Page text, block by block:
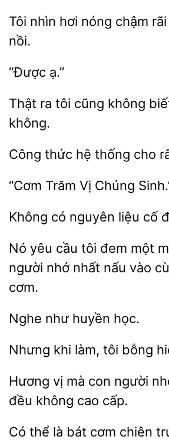
Tôi nhìn nóng
nồi.
Thật ra tôi
Công thức hệ thống
Vị
có nguyên
Nó cầu
đem một
người nhớ nhất nấu vào
cơm.
học.
Nhưng làm, bỗng
Hương vị con
không cao cấp.
Có thể bát cơm